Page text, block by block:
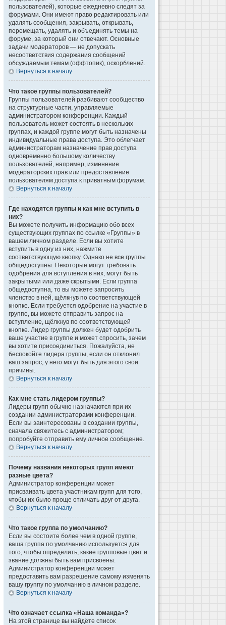
пользователей), которые ежедневно следят за
форумами. Они имеют право редактировать или
удалять сообщения, закрывать, открывать,
перемещать, удалять и объединять темы на
форуме, за который они отвечают. Основные
задачи модераторов — не допускать
несоответствия содержания сообщений
обсуждаемым темам (оффтопик), оскорблений.
Вернуться к началу
Что такое группы пользователей?
Группы пользователей разбивают сообщество
на структурные части, управляемые
администратором конференции. Каждый
пользователь может состоять в нескольких
группах, и каждой группе могут быть назначены
индивидуальные права доступа. Это облегчает
администраторам назначение прав доступа
одновременно большому количеству
пользователей, например, изменение
модераторских прав или предоставление
пользователям доступа к приватным форумам.
Вернуться к началу
Где находятся группы и как мне вступить в
них?
Вы можете получить информацию обо всех
существующих группах по ссылке «Группы» в
вашем личном разделе. Если вы хотите
вступить в одну из них, нажмите
соответствующую кнопку. Однако не все группы
общедоступны. Некоторые могут требовать
одобрения для вступления в них, могут быть
закрытыми или даже скрытыми. Если группа
общедоступна, то вы можете запросить
членство в ней, щёлкнув по соответствующей
кнопке. Если требуется одобрение на участие в
группе, вы можете отправить запрос на
вступление, щёлкнув по соответствующей
кнопке. Лидер группы должен будет одобрить
ваше участие в группе и может спросить, зачем
вы хотите присоединиться. Пожалуйста, не
беспокойте лидера группы, если он отклонил
ваш запрос; у него могут быть для этого свои
причины.
Вернуться к началу
Как мне стать лидером группы?
Лидеры групп обычно назначаются при их
создании администраторами конференции.
Если вы заинтересованы в создании группы,
сначала свяжитесь с администратором;
попробуйте отправить ему личное сообщение.
Вернуться к началу
Почему названия некоторых групп имеют
разные цвета?
Администратор конференции может
присваивать цвета участникам групп для того,
чтобы их было проще отличать друг от друга.
Вернуться к началу
Что такое группа по умолчанию?
Если вы состоите более чем в одной группе,
ваша группа по умолчанию используется для
того, чтобы определить, какие групповые цвет и
звание должны быть вам присвоены.
Администратор конференции может
предоставить вам разрешение самому изменять
вашу группу по умолчанию в личном разделе.
Вернуться к началу
Что означает ссылка «Наша команда»?
На этой странице вы найдёте список